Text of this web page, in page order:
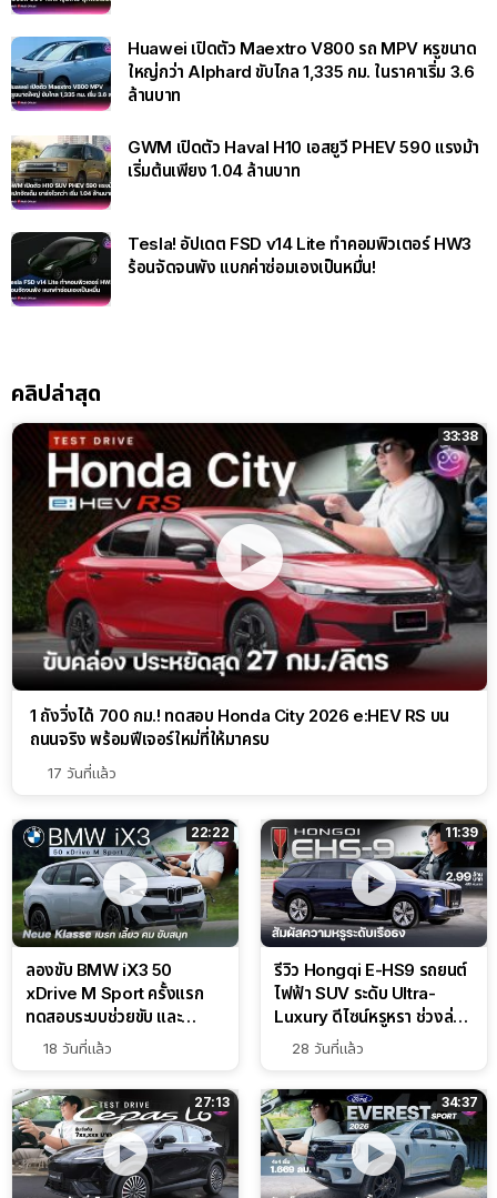
Huawei เปิดตัว Maextro V800 รถ MPV หรูขนาด
ใหญ่กว่า Alphard ขับไกล 1,335 กม. ในราคาเริ่ม 3.6
ล้านบาท
GWM เปิดตัว Haval H10 เอสยูวี PHEV 590 แรงม้า
เริ่มต้นเพียง 1.04 ล้านบาท
Tesla! อัปเดต FSD v14 Lite ทำคอมพิวเตอร์ HW3
ร้อนจัดจนพัง แบกค่าซ่อมเองเป็นหมื่น!
คลิปล่าสุด
33:38
1 ถังวิ่งได้ 700 กม.! ทดสอบ Honda City 2026 e:HEV RS บน
ถนนจริง พร้อมฟีเจอร์ใหม่ที่ให้มาครบ
17 วันที่แล้ว
22:22
ลองขับ BMW iX3 50
xDrive M Sport ครั้งแรก
ทดสอบระบบช่วยขับ และ
Performance แบบจัดเต็มใน
18 วันที่แล้ว
11:39
รีวิว Hongqi E-HS9 รถยนต์
ไฟฟ้า SUV ระดับ Ultra-
Luxury ดีไซน์หรูหรา ช่วงล่าง
CDC นุ่มหนึบเหนือระดับ
28 วันที่แล้ว
27:13 34:37